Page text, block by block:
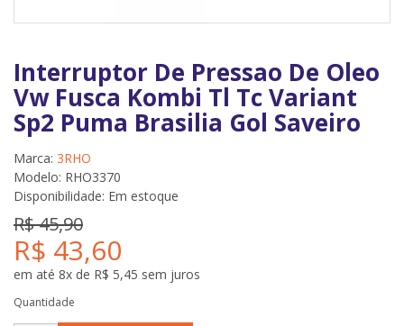
Interruptor De Pressao De Oleo
Vw Fusca Kombi Tl Tc Variant
Sp2 Puma Brasilia Gol Saveiro
Marca: 3RHO
Modelo: RHO3370
Disponibilidade: Em estoque
R$ 45,90
R$ 43,60
em até 8x de R$ 5,45 sem juros
Quantidade